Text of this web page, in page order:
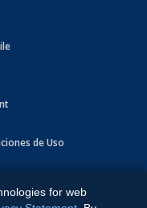
de Uso
for web